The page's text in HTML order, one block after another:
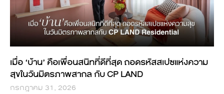
เมื่อ ‘บ้าน’ คือเพื่อนสนิทที่ดีที่สุด ถอดรหัสสเปซแห่งความ
สุขในวันมิตรภาพสากล กับ CP LAND
กรกฎาคม 31, 2026